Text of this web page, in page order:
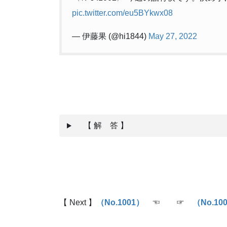
pic.twitter.com/eu5BYkwx08
— 伊藤果 (@hi1844) May 27, 2022
【 解 答 】
【 Next 】 （No.1001） ☜ ☞ （